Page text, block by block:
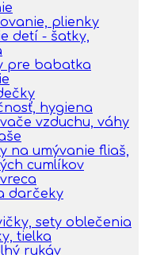
plienky
detí - šatky,
pre babatka
hygiena
vzduchu, váhy
na umývanie fliaš,
cumlíkov
darčeky
sety oblečenia
tielka
rukáv